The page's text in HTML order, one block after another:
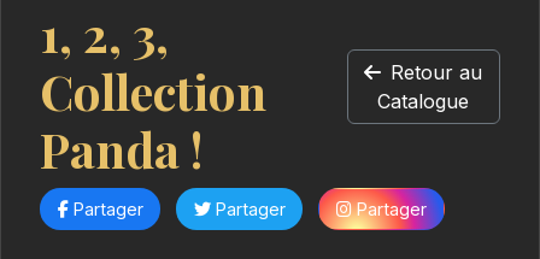
1, 2, 3,
Collection
Panda !
Retour au
Catalogue
Partager Partager Partager